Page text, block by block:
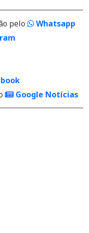
pelo
Whatsapp
Google Notícias